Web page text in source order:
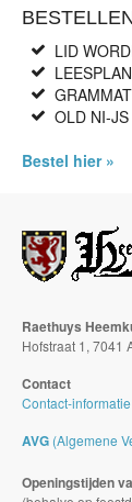
LID
OLD NI-
Bestel hier »
Raethuys
Hofstraat 1, 7041
Contact
Contact-informatie
AVG (Algemene
Openingstijden